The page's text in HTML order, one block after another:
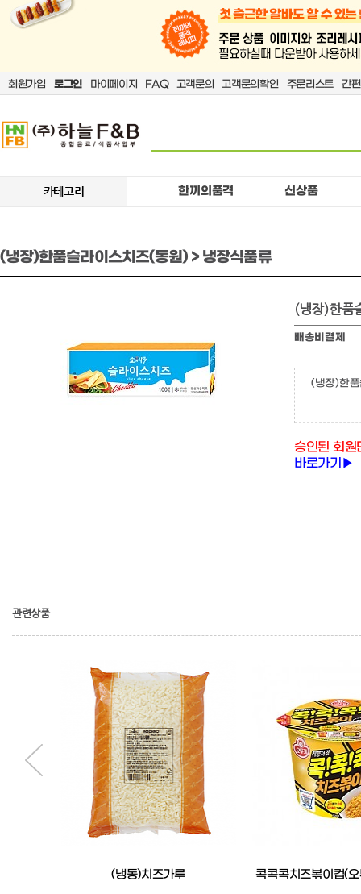
회원가입 로그인 마이페이지 FAQ 고객문의 고객문의확인 주문리스트 간
카테고리 한끼의품격 신상품
(냉장)한품슬라이스치즈(동원) > 냉장식품류
(냉장)한품
배송비결제
(냉장)한
승인된 회원
바로가기▶
관련상품
(냉동)치즈가루 콕콕콕치즈볶이컵(